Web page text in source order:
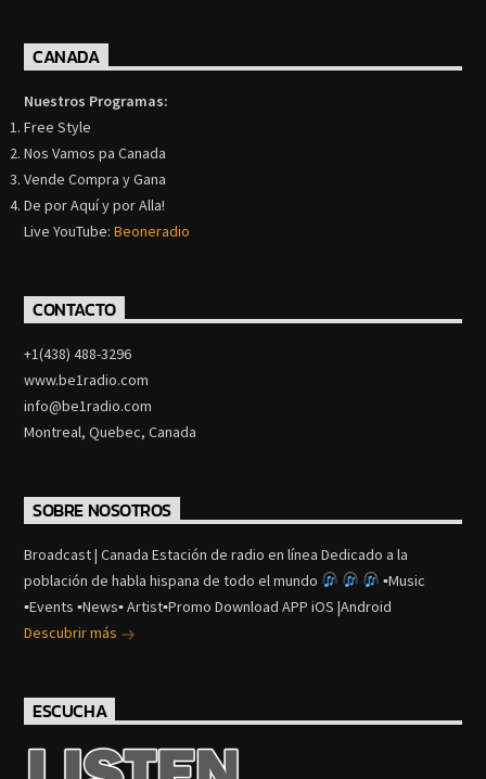
CANADA
Nuestros Programas:
Free Style
Nos Vamos pa Canada
Vende Compra y Gana
De por Aquí y por Alla!
Live YouTube:Beoneradio
CONTACTO
+1(438) 488-3296
www.be1radio.com
info@be1radio.com
Montreal, Quebec, Canada
SOBRE NOSOTROS
Broadcast | Canada Estación de radio en línea Dedicado a la
población de habla hispana de todo el mundo
▪Music
▪Events ▪News▪ Artist▪Promo Download APP iOS |Android
Descubrir más
ESCUCHA